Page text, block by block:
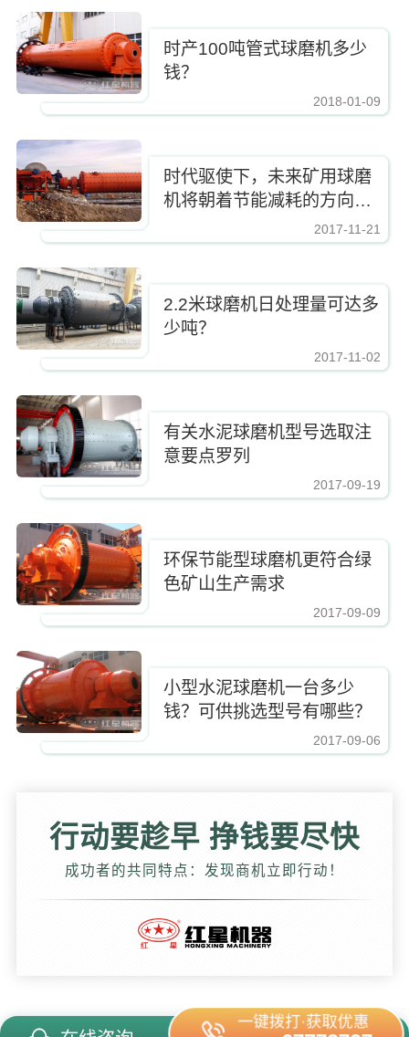
https://www.zhishaji.cn/Upload/Editor/image/
时产100吨管式球磨机多少
钱？
2018-01-09
https://www.zhishaji.cn/Upload/Editor/image/
时代驱使下，未来矿用球磨
机将朝着节能减耗的方向发
2017-11-21
https://www.zhishaji.cn/Upload/Editor/image/
2.2米球磨机日处理量可达多
少吨？
2017-11-02
https://www.zhishaji.cn/Upload/Editor/image/
有关水泥球磨机型号选取注
意要点罗列
2017-09-19
https://www.zhishaji.cn/Upload/Editor/image/
环保节能型球磨机更符合绿
色矿山生产需求
2017-09-09
https://www.zhishaji.cn/Upload/Editor/image/
小型水泥球磨机一台多少
钱？可供挑选型号有哪些？
2017-09-06
行动要趁早 挣钱要尽快
成功者的共同特点：发现商机立即行动！
一键拨打·获取优惠